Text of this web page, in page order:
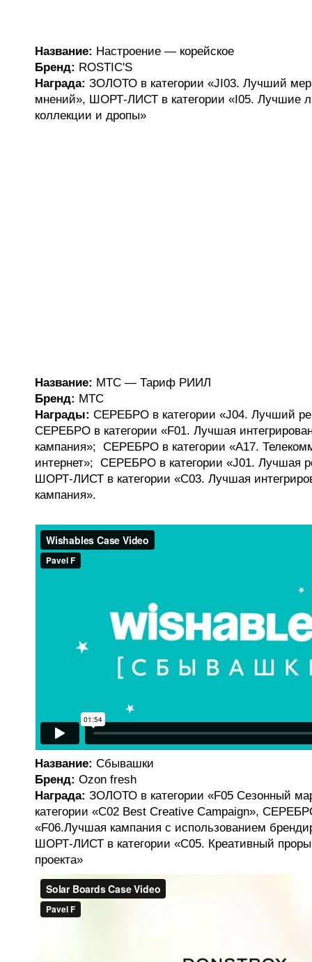
Название: Настроение — корейское
Бренд: ROSTIC'S
Награда: ЗОЛОТО в категории «JI03. Лучший
мнений», ШОРТ-ЛИСТ в категории «I05. Лучшие
коллекции и дропы»
Название: МТС — Тариф РИИЛ
Бренд: МТС
Награды: СЕРЕБРО в категории «J04. Лучший
СЕРЕБРО в категории «F01. Лучшая
кампания»; СЕРЕБРО в категории «A17.
интернет»; СЕРЕБРО в категории «J01. Лучшая
ШОРТ-ЛИСТ в категории «C03. Лучшая
кампания».
Название: Сбывашки
Бренд: Ozon fresh
Награда: ЗОЛОТО в категории «F05 Сезонный
категории «C02 Best Creative Campaign»,
«F06.Лучшая кампания с использованием
ШОРТ-ЛИСТ в категории «C05. Креативный
проекта»